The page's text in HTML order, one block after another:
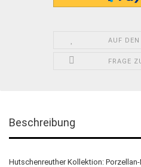
AUF DEN
FRAGE
Beschreibung
Hutschenreuther Kollektion: Porzellan-